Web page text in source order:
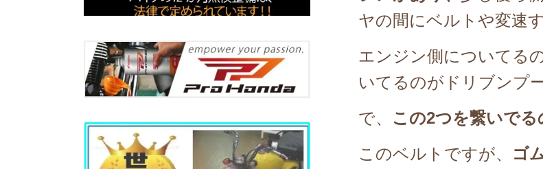
ヤの間にベルトや変速
エンジン側についてる
いてるのがドリブンプ
で、 この2つを繋いでる
このベルトですが、
ゴ